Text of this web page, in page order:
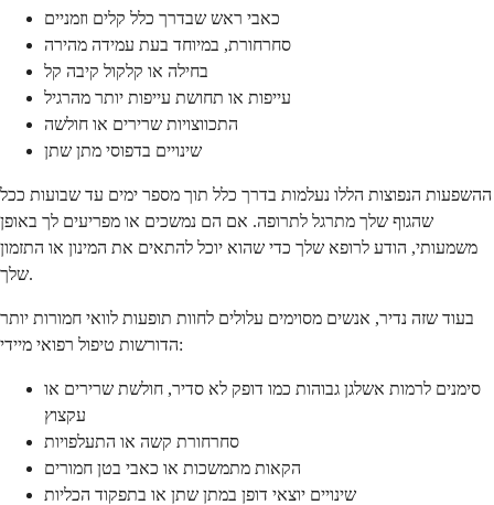
כאבי ראש שבדרך כלל קלים וזמניים
סחרחורת, במיוחד בעת עמידה מהירה
בחילה או קלקול קיבה קל
עייפות או תחושת עייפות יותר מהרגיל
התכווצויות שרירים או חולשה
שינויים בדפוסי מתן שתן
ההשפעות הנפוצות הללו נעלמות בדרך כלל תוך מספר ימים עד שבועות ככל
שהגוף שלך מתרגל לתרופה. אם הם נמשכים או מפריעים לך באופן
משמעותי, הודע לרופא שלך כדי שהוא יוכל להתאים את המינון או התזמון
שלך.
בעוד שזה נדיר, אנשים מסוימים עלולים לחוות תופעות לוואי חמורות יותר
הדורשות טיפול רפואי מיידי:
סימנים לרמות אשלגן גבוהות כמו דופק לא סדיר, חולשת שרירים או
עקצוץ
סחרחורת קשה או התעלפויות
הקאות מתמשכות או כאבי בטן חמורים
שינויים יוצאי דופן במתן שתן או בתפקוד הכליות